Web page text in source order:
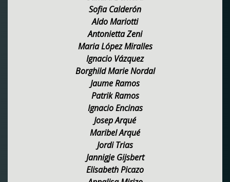
Sofia Calderón
Aldo Mariotti
Antonietta Zeni
Maria López Miralles
Ignacio Vázquez
Borghild Marie Nordal
Jaume Ramos
Patrik Ramos
Ignacio Encinas
Josep Arqué
Maribel Arqué
Jordi Trias
Jannigje Gijsbert
Elisabeth Picazo